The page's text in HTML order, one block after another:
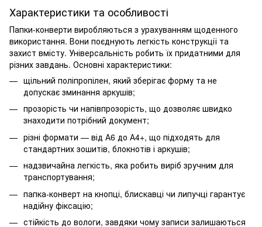
Характеристики та особливості
Папки-конверти виробляються з урахуванням щоденного
використання. Вони поєднують легкість конструкції та
захист вмісту. Універсальність робить їх придатними для
різних завдань. Основні характеристики:
щільний поліпропілен, який зберігає форму та не
допускає зминання аркушів;
прозорість чи напівпрозорість, що дозволяє швидко
знаходити потрібний документ;
різні формати — від А6 до А4+, що підходять для
стандартних зошитів, блокнотів і аркушів;
надзвичайна легкість, яка робить виріб зручним для
транспортування;
папка-конверт на кнопці, блискавці чи липучці гарантує
надійну фіксацію;
стійкість до вологи, завдяки чому записи залишаються